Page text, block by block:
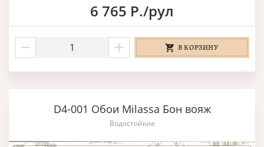
6 765 Р./рул
В КОРЗИНУ
D4-001 Обои Milassa Бон вояж
Водостойкие